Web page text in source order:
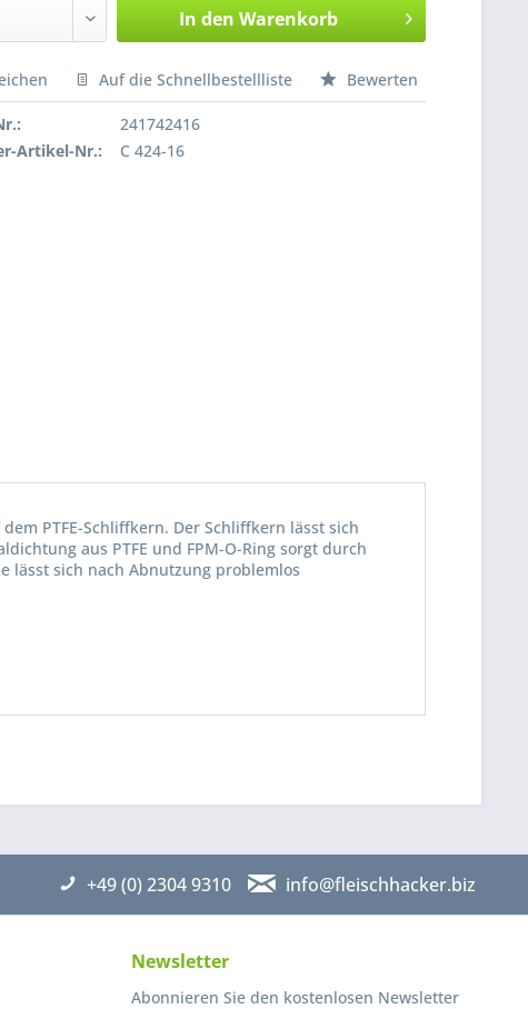
In den Warenkorb
anfragen
habe dieDatenschutzerklärunggelesen, verstanden
Auf die Schnellbestellliste Bewerten
241742416
Artikel-Nr.:
C 424-16
PTFE-Schliffkern. Der Schliffkern lässt sich
aus PTFE und FPM-O-Ring sorgt durch
lässt sich nach Abnutzung problemlos
+49 (0) 2304 9310 info@fleischhacker.biz
Newsletter
Abonnieren Sie den kostenlosen Newsletter